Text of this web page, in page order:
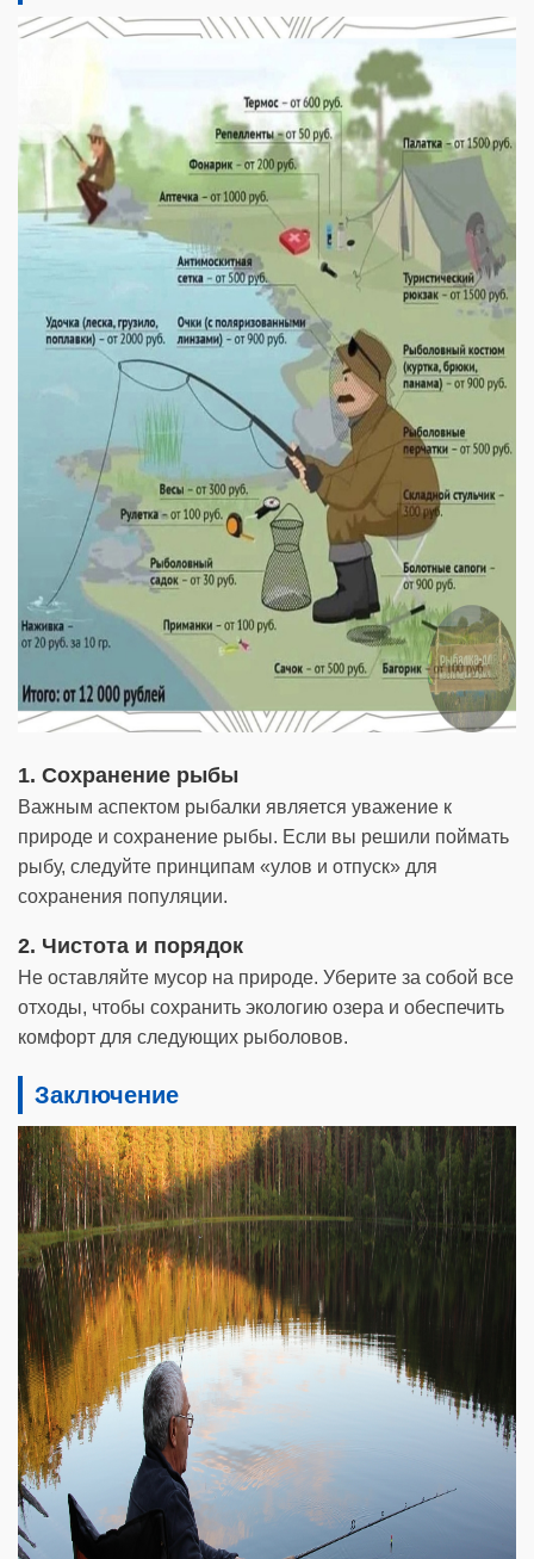
1. Сохранение рыбы
Важным аспектом рыбалки является уважение к
природе и сохранение рыбы. Если вы решили поймать
рыбу, следуйте принципам «улов и отпуск» для
сохранения популяции.
2. Чистота и порядок
Не оставляйте мусор на природе. Уберите за собой все
отходы, чтобы сохранить экологию озера и обеспечить
комфорт для следующих рыболовов.
Заключение